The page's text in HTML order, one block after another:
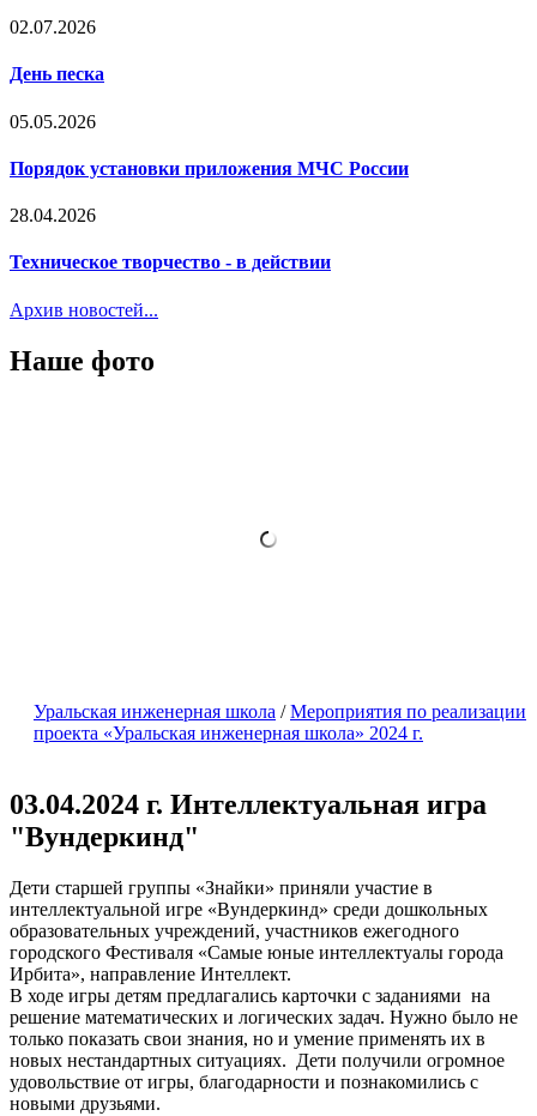
02.07.2026
День песка
05.05.2026
Порядок установки приложения МЧС России
28.04.2026
Техническое творчество - в действии
Архив новостей...
Наше фото
Уральская инженерная школа /Мероприятия по реализации
проекта «Уральская инженерная школа» 2024 г.
03.04.2024 г. Интеллектуальная игра
"Вундеркинд"
Дети старшей группы «Знайки» приняли участие в
интеллектуальной игре «Вундеркинд» среди дошкольных
образовательных учреждений, участников ежегодного
городского Фестиваля «Самые юные интеллектуалы города
Ирбита», направление Интеллект.
В ходе игры детям предлагались карточки с заданиями на
решение математических и логических задач. Нужно было не
только показать свои знания, но и умение применять их в
новых нестандартных ситуациях. Дети получили огромное
удовольствие от игры, благодарности и познакомились с
новыми друзьями.